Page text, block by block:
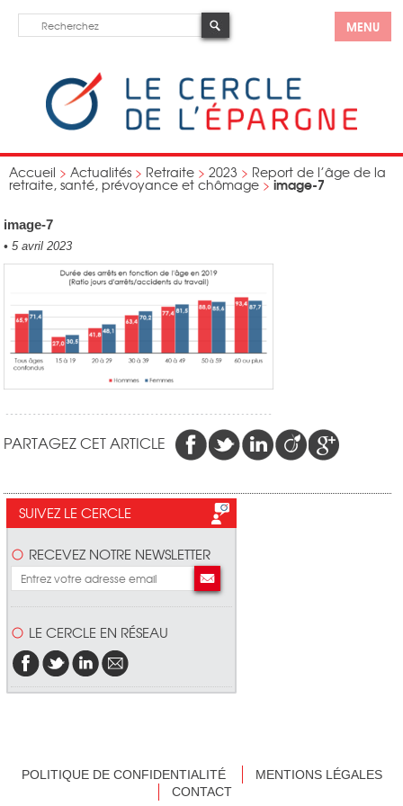
MENU
Accueil > Actualités > Retraite > 2023 > Report de l’âge de la
retraite, santé, prévoyance et chômage > image-7
image-7
• 5 avril 2023
PARTAGEZ CET ARTICLE
SUIVEZ LE CERCLE
RECEVEZ NOTRE NEWSLETTER
LE CERCLE EN RÉSEAU
POLITIQUE DE CONFIDENTIALITÉ
MENTIONS LÉGALES
CONTACT